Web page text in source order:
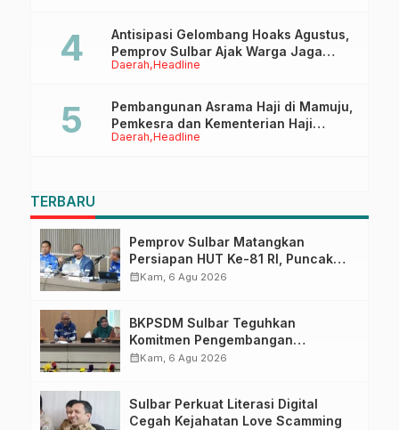
Daerah Headline
Antisipasi Gelombang Hoaks Agustus,
Pemprov Sulbar Ajak Warga Jaga
Ruang Digital
Daerah Headline
Pembangunan Asrama Haji di Mamuju,
Pemkesra dan Kementerian Haji
Sulbar Tinjau Lokasi
TERBARU
Pemprov Sulbar Matangkan
Persiapan HUT Ke-81 RI, Puncak
Upacara di Lapangan Ahmad
calendar_monthKam, 6 Agu 2026
BKPSDM Sulbar Teguhkan
Komitmen Pengembangan
Kompetensi ASN melalui
calendar_monthKam, 6 Agu 2026
Sulbar Perkuat Literasi Digital
Cegah Kejahatan Love Scamming